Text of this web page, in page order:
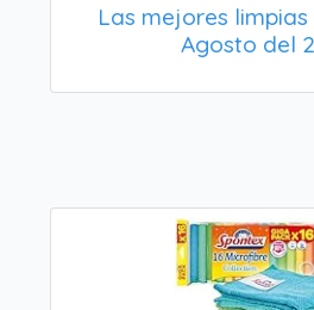
Las mejores
Agosto del